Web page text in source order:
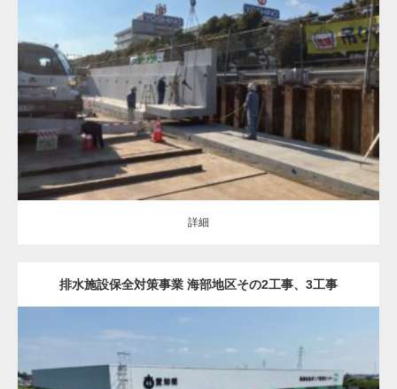
土木・建築（ALL） 橋梁
詳細
詳細
排水施設保全対策事業 海部地区その2工事、3工事